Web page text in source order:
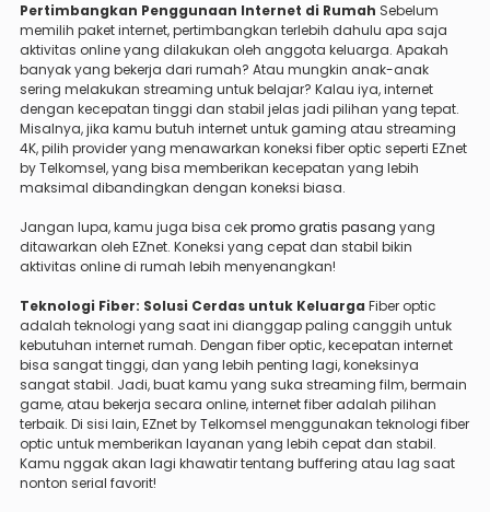
Pertimbangkan Penggunaan Internet di Rumah Sebelum
memilih paket internet, pertimbangkan terlebih dahulu apa saja
aktivitas online yang dilakukan oleh anggota keluarga. Apakah
banyak yang bekerja dari rumah? Atau mungkin anak-anak
sering melakukan streaming untuk belajar? Kalau iya, internet
dengan kecepatan tinggi dan stabil jelas jadi pilihan yang tepat.
Misalnya, jika kamu butuh internet untuk gaming atau streaming
4K, pilih provider yang menawarkan koneksi fiber optic seperti EZnet
by Telkomsel, yang bisa memberikan kecepatan yang lebih
maksimal dibandingkan dengan koneksi biasa.
Jangan lupa, kamu juga bisa cekpromo gratis pasang yang
ditawarkan oleh EZnet. Koneksi yang cepat dan stabil bikin
aktivitas online di rumah lebih menyenangkan!
Teknologi Fiber: Solusi Cerdas untuk Keluarga Fiber optic
adalah teknologi yang saat ini dianggap paling canggih untuk
kebutuhan internet rumah. Dengan fiber optic, kecepatan internet
bisa sangat tinggi, dan yang lebih penting lagi, koneksinya
sangat stabil. Jadi, buat kamu yang suka streaming film, bermain
game, atau bekerja secara online, internet fiber adalah pilihan
terbaik. Di sisi lain, EZnet by Telkomsel menggunakan teknologi fiber
optic untuk memberikan layanan yang lebih cepat dan stabil.
Kamu nggak akan lagi khawatir tentang buffering atau lag saat
nonton serial favorit!